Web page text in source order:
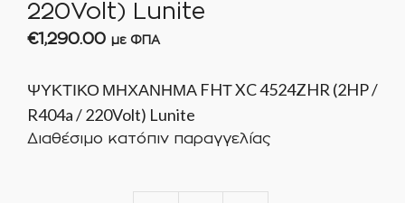
220Volt) Lunite
€1,290.00 με ΦΠΑ
ΨΥΚΤΙΚΟ ΜΗΧΑΝΗΜΑ FHΤ XC 4524ZHR (2HP /
R404a / 220Volt) Lunite
Διαθέσιμο κατόπιν παραγγελίας